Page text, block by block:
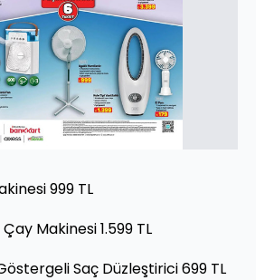
999 TL
Makinesi 1.599 TL
Saç Düzleştirici 699 TL